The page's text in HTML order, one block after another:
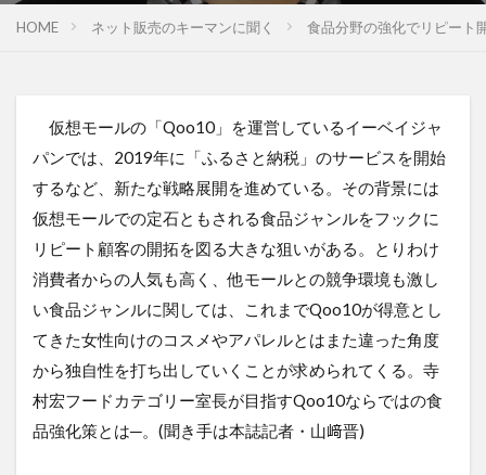
HOME ネット販売のキーマンに聞く 食品分野の強化でリピー
仮想モールの「Qoo10」を運営しているイーベイジャ
パンでは、2019年に「ふるさと納税」のサービスを開始
するなど、新たな戦略展開を進めている。その背景には
仮想モールでの定石ともされる食品ジャンルをフックに
リピート顧客の開拓を図る大きな狙いがある。とりわけ
消費者からの人気も高く、他モールとの競争環境も激し
い食品ジャンルに関しては、これまでQoo10が得意とし
てきた女性向けのコスメやアパレルとはまた違った角度
から独自性を打ち出していくことが求められてくる。寺
村宏フードカテゴリー室長が目指すQoo10ならではの食
品強化策とは─。(聞き手は本誌記者・山﨑晋)